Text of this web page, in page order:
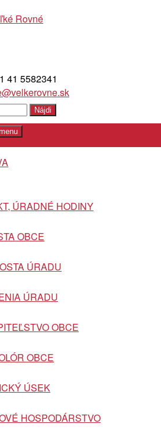
41 5582341
ÚRADNÉ HODINY
OBCE
ÚRADU
ÚRADU
OBCE
OBCE
ÚSEK
HOSPODÁRSTVO